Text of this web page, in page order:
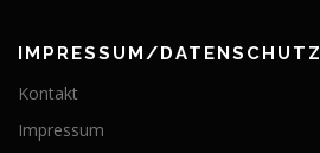
IMPRESSUM/DATENSCHUTZ
Kontakt
Impressum